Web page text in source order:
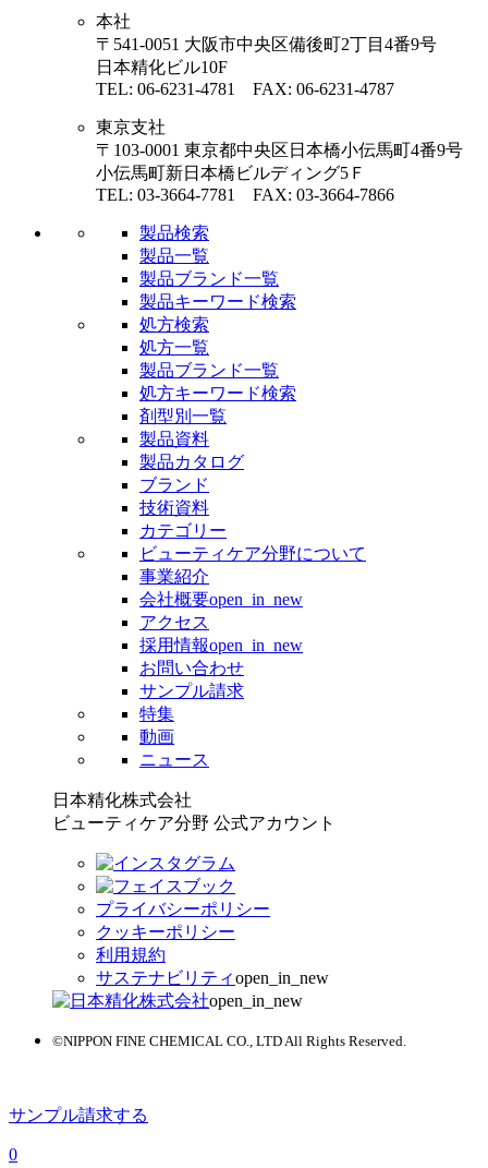
本社
〒541-0051 大阪市中央区備後町2丁目4番9号
日本精化ビル10F
TEL: 06-6231-4781 FAX: 06-6231-4787
東京支社
〒103-0001 東京都中央区日本橋小伝馬町4番9号
小伝馬町新日本橋ビルディング5Ｆ
TEL: 03-3664-7781 FAX: 03-3664-7866
製品検索
製品一覧
製品ブランド一覧
製品キーワード検索
処方検索
処方一覧
製品ブランド一覧
処方キーワード検索
剤型別一覧
製品資料
製品カタログ
ブランド
技術資料
カテゴリー
ビューティケア分野について
事業紹介
会社概要open_in_new
アクセス
採用情報open_in_new
お問い合わせ
サンプル請求
特集
動画
ニュース
日本精化株式会社
ビューティケア分野 公式アカウント
プライバシーポリシー
クッキーポリシー
利用規約
サステナビリティopen_in_new
open_in_new
©NIPPON FINE CHEMICAL CO., LTD All Rights Reserved.
サンプル請求する
0